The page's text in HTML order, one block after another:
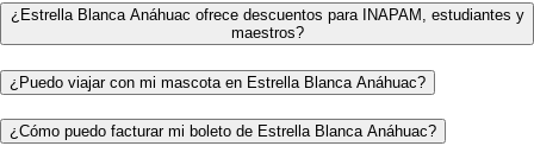
¿Estrella Blanca Anáhuac ofrece descuentos para INAPAM, estudiantes y
maestros?
¿Puedo viajar con mi mascota en Estrella Blanca Anáhuac?
¿Cómo puedo facturar mi boleto de Estrella Blanca Anáhuac?